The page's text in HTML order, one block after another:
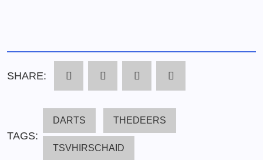
SHARE:
TAGS:
DARTS THEDEERS
TSVHIRSCHAID